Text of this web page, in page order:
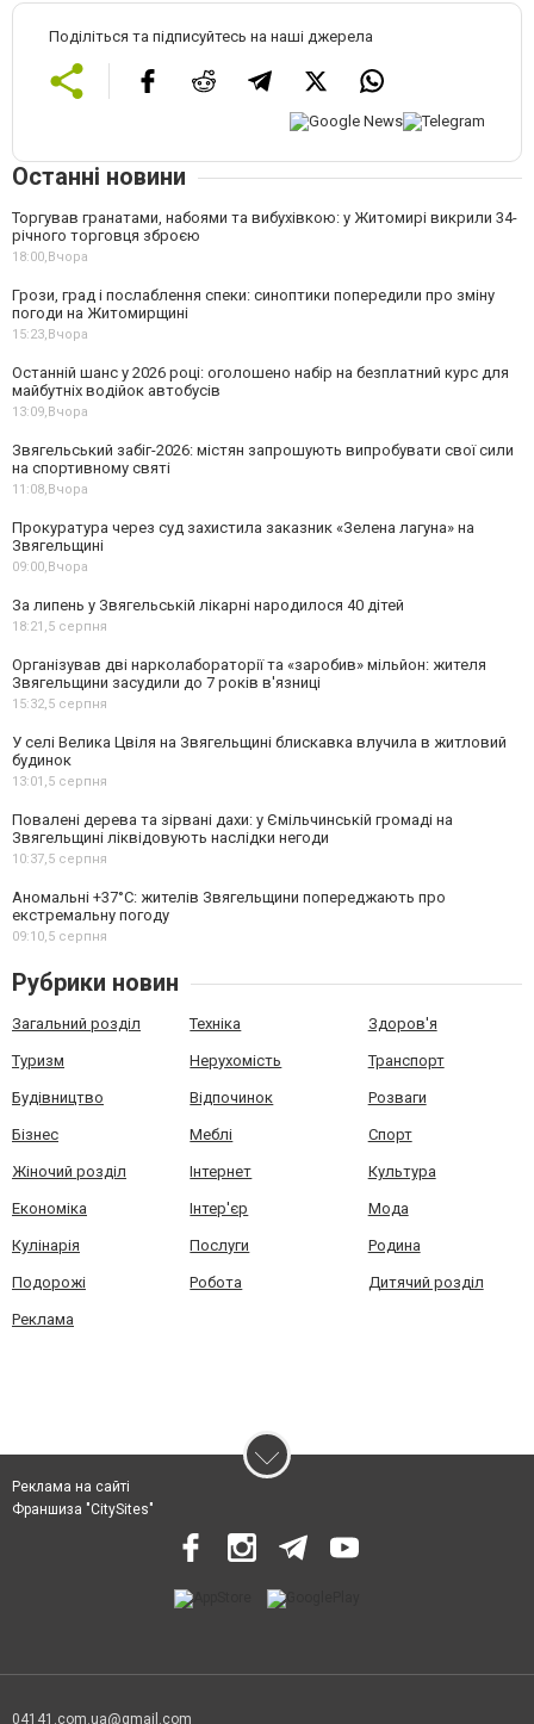
Поділіться та підписуйтесь на наші джерела
Останні новини
Торгував гранатами, набоями та вибухівкою: у Житомирі викрили 34-
річного торговця зброєю
18:00, Вчора
Грози, град і послаблення спеки: синоптики попередили про зміну
погоди на Житомирщині
15:23, Вчора
Останній шанс у 2026 році: оголошено набір на безплатний курс для
майбутніх водійок автобусів
13:09, Вчора
Звягельський забіг-2026: містян запрошують випробувати свої сили
на спортивному святі
11:08, Вчора
Прокуратура через суд захистила заказник «Зелена лагуна» на
Звягельщині
09:00, Вчора
За липень у Звягельській лікарні народилося 40 дітей
18:21, 5 серпня
Організував дві нарколабораторії та «заробив» мільйон: жителя
Звягельщини засудили до 7 років в'язниці
15:32, 5 серпня
У селі Велика Цвіля на Звягельщині блискавка влучила в житловий
будинок
13:01, 5 серпня
Повалені дерева та зірвані дахи: у Ємільчинській громаді на
Звягельщині ліквідовують наслідки негоди
10:37, 5 серпня
Аномальні +37°C: жителів Звягельщини попереджають про
екстремальну погоду
09:10, 5 серпня
Рубрики новин
Загальний розділ Техніка Здоров'я
Туризм Нерухомість Транспорт
Будівництво Відпочинок Розваги
Бізнес Меблі Спорт
Жіночий розділ Інтернет Культура
Економіка Інтер'єр Мода
Кулінарія Послуги Родина
Подорожі Робота Дитячий розділ
Реклама
Реклама на сайті
Франшиза "CitySites"
04141.com.ua@gmail.com